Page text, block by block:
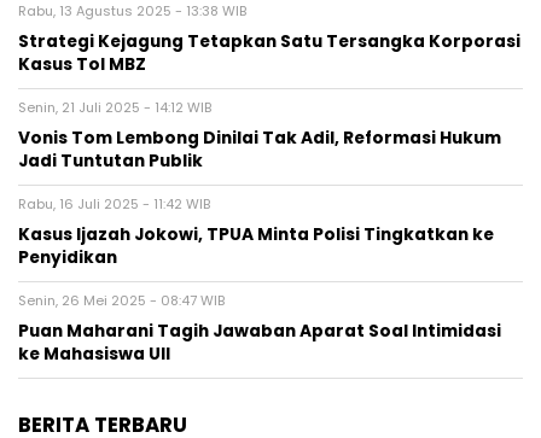
Rabu, 13 Agustus 2025 - 13:38 WIB
Strategi Kejagung Tetapkan Satu Tersangka Korporasi
Kasus Tol MBZ
Senin, 21 Juli 2025 - 14:12 WIB
Vonis Tom Lembong Dinilai Tak Adil, Reformasi Hukum
Jadi Tuntutan Publik
Rabu, 16 Juli 2025 - 11:42 WIB
Kasus Ijazah Jokowi, TPUA Minta Polisi Tingkatkan ke
Penyidikan
Senin, 26 Mei 2025 - 08:47 WIB
Puan Maharani Tagih Jawaban Aparat Soal Intimidasi
ke Mahasiswa UII
BERITA TERBARU